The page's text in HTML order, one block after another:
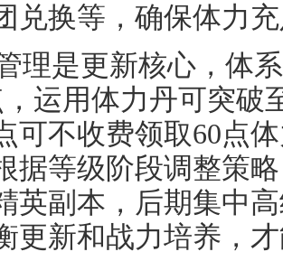
兑换等，确保体力
理是更新核心，体
，运用体力丹可突破
可不收费领取60点
据等级阶段调整策
英副本，后期集中
更新和战力培养，